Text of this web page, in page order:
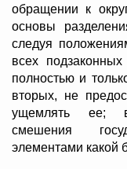
обращении к
основы
следуя
всех
полностью и
вторых, не
ущемлять ее; в-
смешения
элементами какой